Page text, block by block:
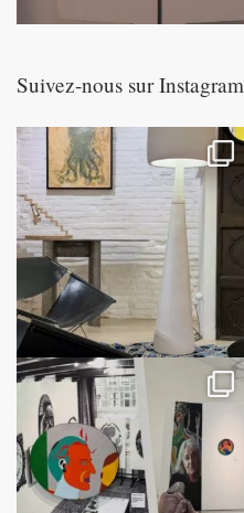
Suivez-nous sur Instagram